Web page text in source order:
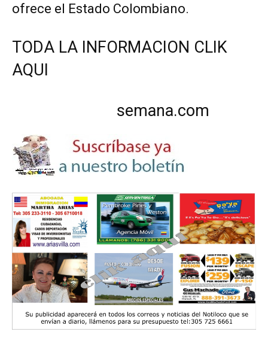
ofrece el Estado Colombiano.
TODA LA INFORMACION CLIK
AQUI
semana.com